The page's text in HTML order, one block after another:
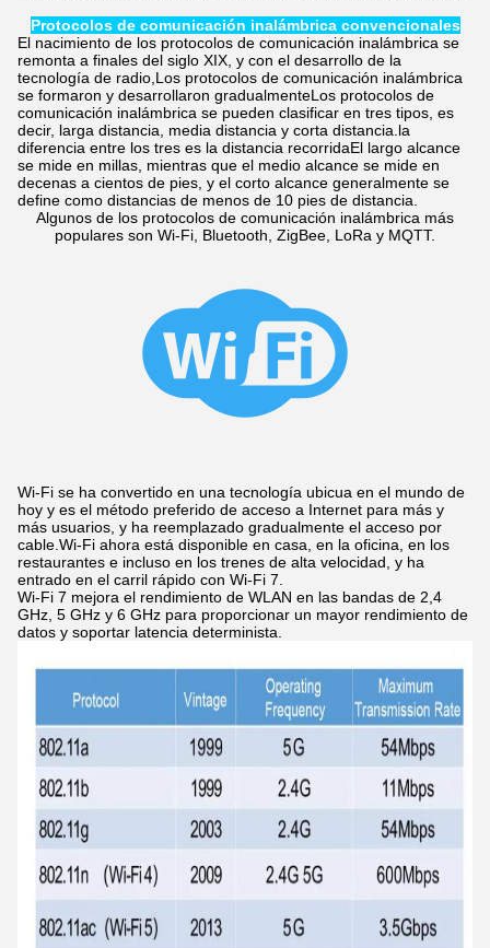
Protocolos de comunicación inalámbrica convencionales
El nacimiento de los protocolos de comunicación inalámbrica se
remonta a finales del siglo XIX, y con el desarrollo de la
tecnología de radio,Los protocolos de comunicación inalámbrica
se formaron y desarrollaron gradualmenteLos protocolos de
comunicación inalámbrica se pueden clasificar en tres tipos, es
decir, larga distancia, media distancia y corta distancia.la
diferencia entre los tres es la distancia recorridaEl largo alcance
se mide en millas, mientras que el medio alcance se mide en
decenas a cientos de pies, y el corto alcance generalmente se
define como distancias de menos de 10 pies de distancia.
Algunos de los protocolos de comunicación inalámbrica más
populares son Wi-Fi, Bluetooth, ZigBee, LoRa y MQTT.
Wi-Fi se ha convertido en una tecnología ubicua en el mundo de
hoy y es el método preferido de acceso a Internet para más y
más usuarios, y ha reemplazado gradualmente el acceso por
cable.Wi-Fi ahora está disponible en casa, en la oficina, en los
restaurantes e incluso en los trenes de alta velocidad, y ha
entrado en el carril rápido con Wi-Fi 7.
Wi-Fi 7 mejora el rendimiento de WLAN en las bandas de 2,4
GHz, 5 GHz y 6 GHz para proporcionar un mayor rendimiento de
datos y soportar latencia determinista.